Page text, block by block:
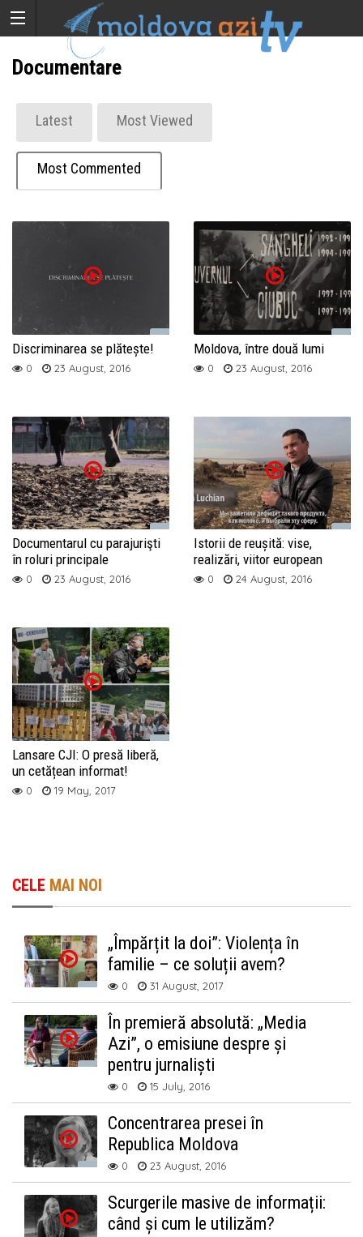
Documentare
Latest Most Viewed
Most Commented
Discriminarea se plătește!
0 23 August, 2016
Moldova, între două lumi
0 23 August, 2016
Documentarul cu parajurişti
în roluri principale
0 23 August, 2016
Istorii de reușită: vise,
realizări, viitor european
0 24 August, 2016
Lansare CJI: O presă liberă,
un cetățean informat!
0 19 May, 2017
CELE MAI NOI
„Împărțit la doi”: Violența în
familie – ce soluții avem?
0 31 August, 2017
În premieră absolută: „Media
Azi”, o emisiune despre și
pentru jurnaliști
0 15 July, 2016
Concentrarea presei în
Republica Moldova
0 23 August, 2016
Scurgerile masive de informații:
când și cum le utilizăm?